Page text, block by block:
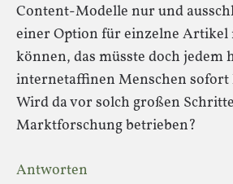
Content-Modelle nur und
einer Option für einzelne
können, das müsste doch jedem
internetaffinen Menschen sofort
Wird da vor solch großen
Marktforschung betrieben?
Antworten